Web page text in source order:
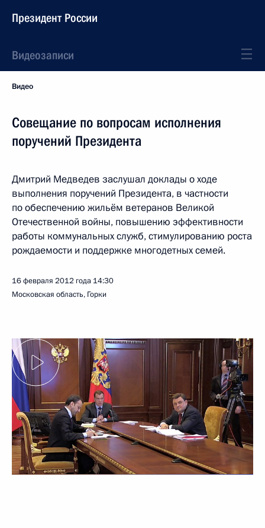
Президент России
Видеозаписи
Видео
Совещание по вопросам исполнения
поручений Президента
Дмитрий Медведев заслушал доклады о ходе
выполнения поручений Президента, в частности
по обеспечению жильём ветеранов Великой
Отечественной войны, повышению эффективности
работы коммунальных служб, стимулированию роста
рождаемости и поддержке многодетных семей.
16 февраля 2012 года 14:30
Московская область, Горки